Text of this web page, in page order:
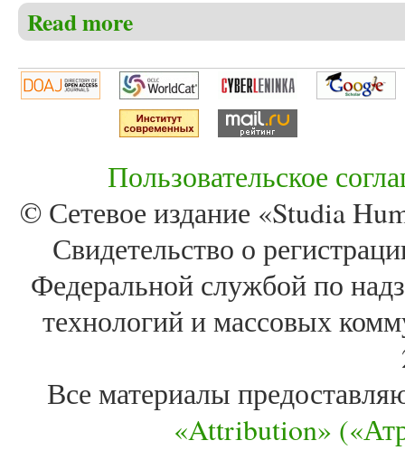
Read more
Пользовательское
© Сетевое издание «Studia
Свидетельство о
Федеральной службой по
технологий и массовых
Все материалы
«Attribution»